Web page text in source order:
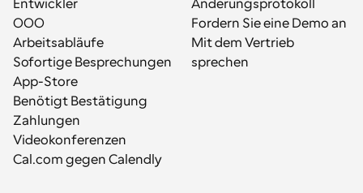
Entwickler
OOO
Arbeitsabläufe
Sofortige Besprechungen
App-Store
Benötigt Bestätigung
Zahlungen
Videokonferenzen
Cal.com gegen Calendly
Änderungsprotokoll
Fordern Sie eine Demo an
Mit dem Vertrieb
sprechen